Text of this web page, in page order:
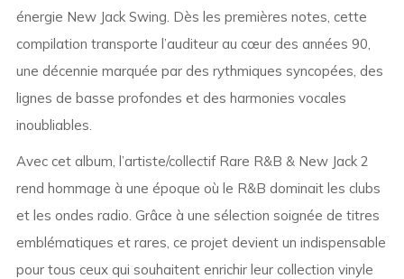
énergie New Jack Swing. Dès les premières notes, cette
compilation transporte l’auditeur au cœur des années 90,
une décennie marquée par des rythmiques syncopées, des
lignes de basse profondes et des harmonies vocales
inoubliables.
Avec cet album, l’artiste/collectif Rare R&B & New Jack 2
rend hommage à une époque où le R&B dominait les clubs
et les ondes radio. Grâce à une sélection soignée de titres
emblématiques et rares, ce projet devient un indispensable
pour tous ceux qui souhaitent enrichir leur collection vinyle